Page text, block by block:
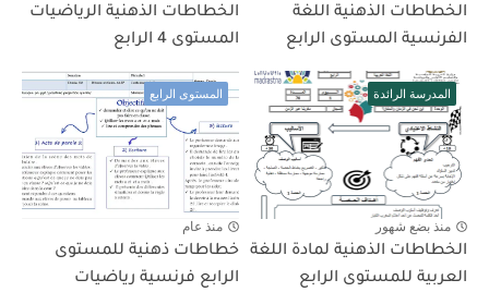
الخطاطات الذهنية اللغة
الفرنسية المستوى الرابع
الخطاطات الذهنية الرياضيات
المستوى 4 الرابع
المدرسة الرائدة
منذ بضع شهور
الخطاطات الذهنية لمادة اللغة
العربية للمستوى الرابع
المستوى الرابع
منذ عام
خطاطات ذهنية للمستوى
الرابع فرنسية رياضيات